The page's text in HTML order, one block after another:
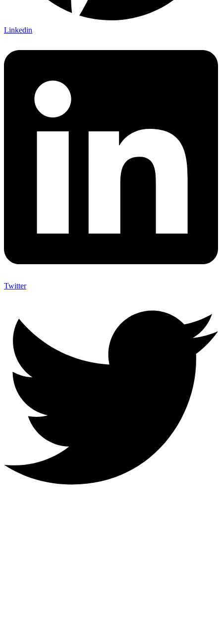
Linkedin
Twitter